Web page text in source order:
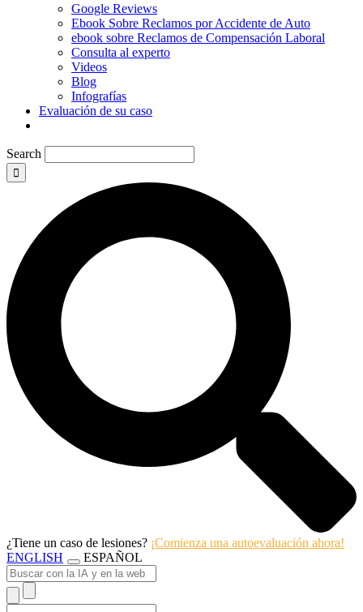
Google Reviews
Ebook Sobre Reclamos por Accidente de Auto
ebook sobre Reclamos de Compensación Laboral
Consulta al experto
Videos
Blog
Infografías
Evaluación de su caso
Search
¿Tiene un caso de lesiones? ¡Comienza una autoevaluación ahora!
ENGLISH
ESPAÑOL